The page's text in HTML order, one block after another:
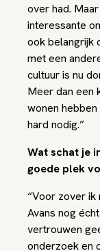
over had.
interessante
ook belangrijk
met een
cultuur is nu
Meer dan een
wonen
hard nodig.”
Wat schat je
goede plek
“Voor zover ik
Avans nog
vertrouwen
onderzoek en